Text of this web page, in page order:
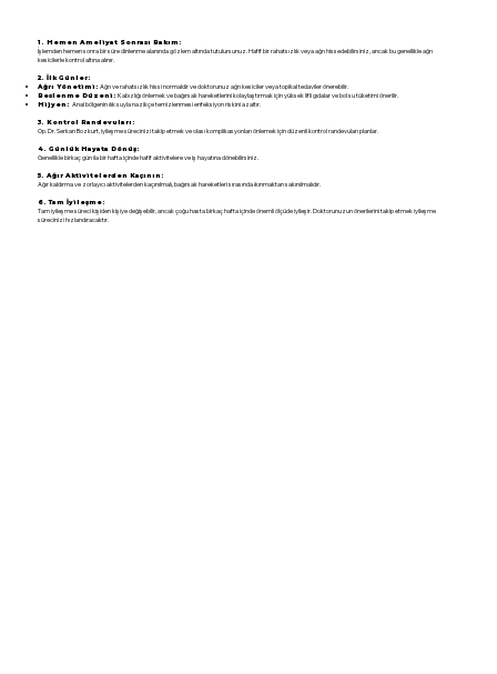
1. Hemen Ameliyat Sonrası Bakım:
İşlemden hemen sonra bir süre dinlenme alanında gözlem altında tutulursunuz. Hafif bir rahatsızlık veya ağrı hissedebilirsiniz, ancak bu genellikle ağrı
kesicilerle kontrol altına alınır.
2. İlk Günler:
Ağrı Yönetimi: Ağrı ve rahatsızlık hissi normaldir ve doktorunuz ağrı kesiciler veya topikal tedaviler önerebilir.
Beslenme Düzeni: Kabızlığı önlemek ve bağırsak hareketlerini kolaylaştırmak için yüksek lifli gıdalar ve bol su tüketimi önerilir.
Hijyen:Anal bölgenin ılık suyla nazikçe temizlenmesi enfeksiyon riskini azaltır.
3. Kontrol Randevuları:
Op. Dr. Serkan Bozkurt, iyileşme sürecinizi takip etmek ve olası komplikasyonları önlemek için düzenli kontrol randevuları planlar.
4. Günlük Hayata Dönüş:
Genellikle birkaç gün ila bir hafta içinde hafif aktivitelere ve iş hayatına dönebilirsiniz.
5. Ağır Aktivitelerden Kaçının:
Ağır kaldırma ve zorlayıcı aktivitelerden kaçınılmalı, bağırsak hareketleri sırasında ıkınmaktan sakınılmalıdır.
6. Tam İyileşme:
Tam iyileşme süreci kişiden kişiye değişebilir, ancak çoğu hasta birkaç hafta içinde önemli ölçüde iyileşir. Doktorunuzun önerilerini takip etmek iyileşme
sürecinizi hızlandıracaktır.